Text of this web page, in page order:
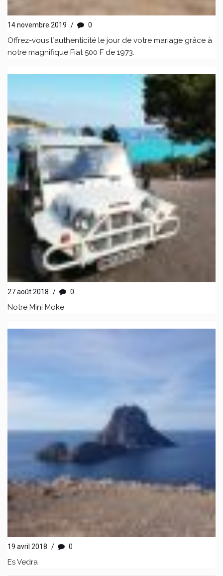
14 novembre 2019 / 0
Offrez-vous l´authenticité le jour de votre mariage grâce à
notre magnifique Fiat 500 F de 1973.
27 août 2018 / 0
Notre Mini Moke
19 avril 2018 / 0
Es Vedra